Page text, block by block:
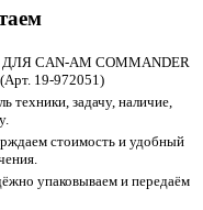
CAN-AM COMMANDER
19-972051)
техники, задачу, наличие,
стоимость и удобный
упаковываем и передаём